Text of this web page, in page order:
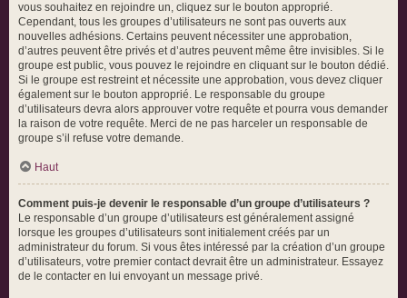
vous souhaitez en rejoindre un, cliquez sur le bouton approprié.
Cependant, tous les groupes d’utilisateurs ne sont pas ouverts aux
nouvelles adhésions. Certains peuvent nécessiter une approbation,
d’autres peuvent être privés et d’autres peuvent même être invisibles. Si le
groupe est public, vous pouvez le rejoindre en cliquant sur le bouton dédié.
Si le groupe est restreint et nécessite une approbation, vous devez cliquer
également sur le bouton approprié. Le responsable du groupe
d’utilisateurs devra alors approuver votre requête et pourra vous demander
la raison de votre requête. Merci de ne pas harceler un responsable de
groupe s’il refuse votre demande.
Haut
Comment puis-je devenir le responsable d’un groupe d’utilisateurs ?
Le responsable d’un groupe d’utilisateurs est généralement assigné
lorsque les groupes d’utilisateurs sont initialement créés par un
administrateur du forum. Si vous êtes intéressé par la création d’un groupe
d’utilisateurs, votre premier contact devrait être un administrateur. Essayez
de le contacter en lui envoyant un message privé.